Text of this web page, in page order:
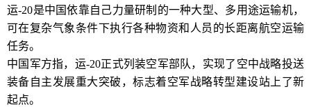
运-20是中国依靠自己力量研制的一种大型、多用途运输机，
可在复杂气象条件下执行各种物资和人员的长距离航空运输
任务。
中国军方指，运-20正式列装空军部队，实现了空中战略投送
装备自主发展重大突破，标志着空军战略转型建设站上了新
起点。